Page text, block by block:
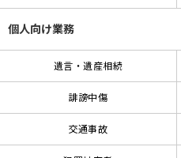
個人向け業務
遺言・遺産相続
誹謗中傷
交通事故